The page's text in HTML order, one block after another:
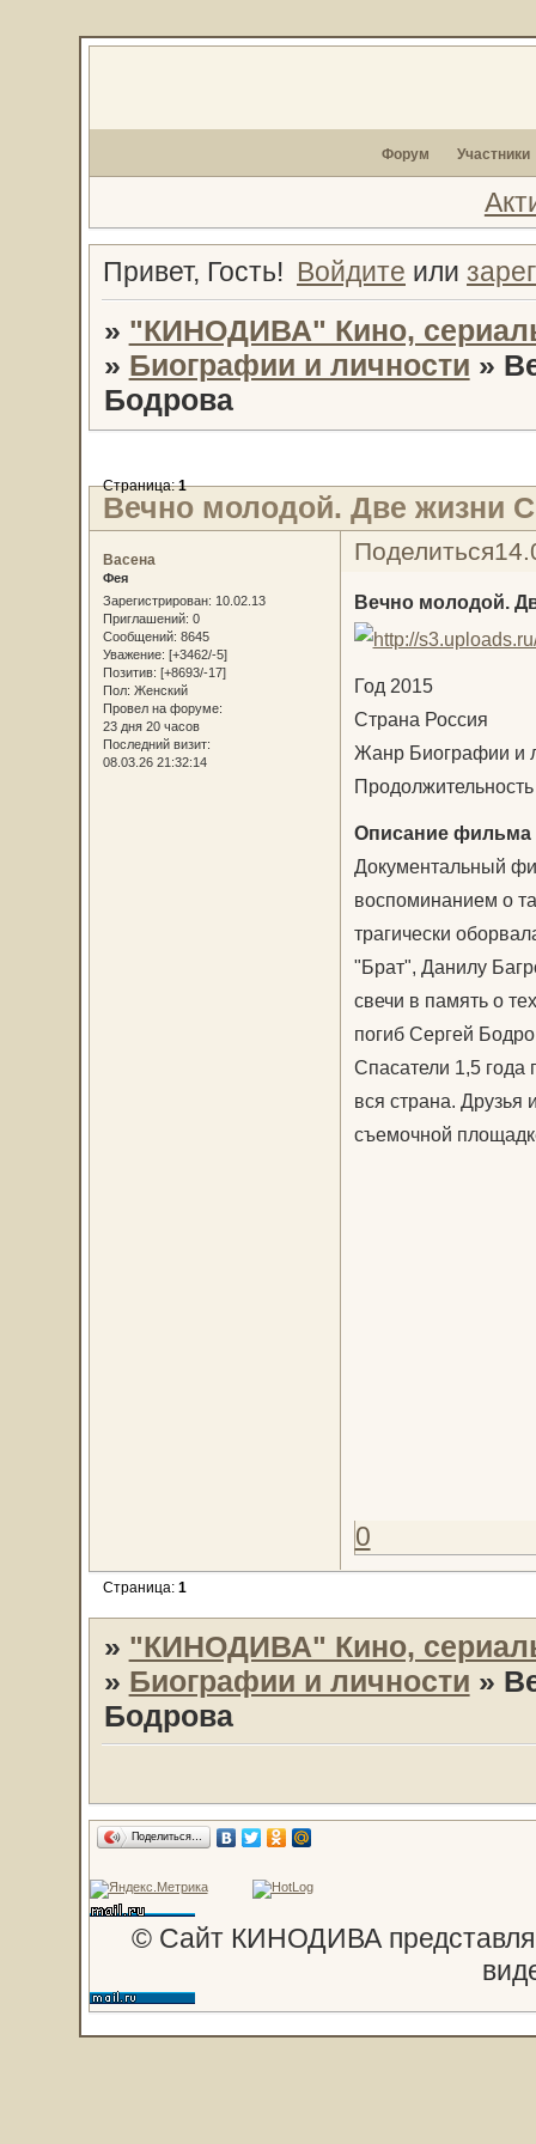
Форум Участники
Привет, Гость! Войдите или
» "КИНОДИВА" Кино,
» Биографии и личности »
Бодрова
Вечно молодой. Две жизни
Страница:1
Поделиться
Васена
Фея
Зарегистрирован: 10.02.13
Приглашений: 0
Сообщений: 8645
Уважение: [+3462/-5]
Позитив: [+8693/-17]
Пол: Женский
Провел на форуме:
23 дня 20 часов
Последний визит:
08.03.26 21:32:14
Вечно молодой.
Год 2015
Страна Россия
Жанр Биографии и
Описание фильма
Документальный
воспоминанием о
трагически
"Брат", Данилу
свечи в память о
погиб Сергей
Спасатели 1,5 года
вся страна. Друзья
съемочной
0
Страница: 1
» "КИНОДИВА" Кино,
» Биографии и личности »
Бодрова
Поделиться…
© Сайт КИНОДИВА